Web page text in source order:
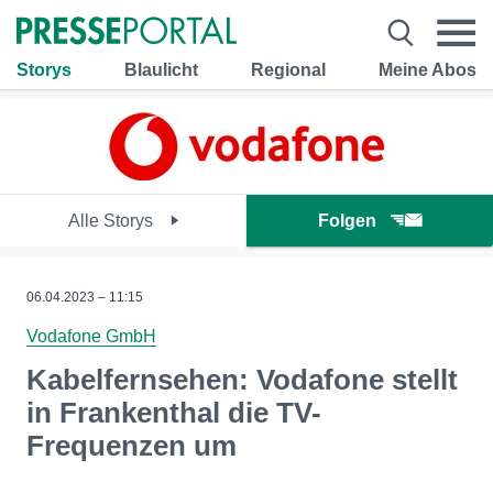
Storys Blaulicht Regional Meine Abos
Alle Storys Folgen
06.04.2023 – 11:15
Vodafone GmbH
Kabelfernsehen: Vodafone stellt
in Frankenthal die TV-
Frequenzen um